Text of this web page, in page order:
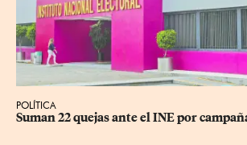
POLÍTICA
Suman 22 quejas ante el INE por